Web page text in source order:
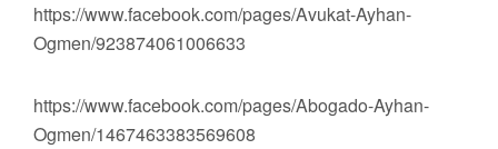
https://www.facebook.com/pages/Avukat-Ayhan-
Ogmen/923874061006633
https://www.facebook.com/pages/Abogado-Ayhan-
Ogmen/1467463383569608